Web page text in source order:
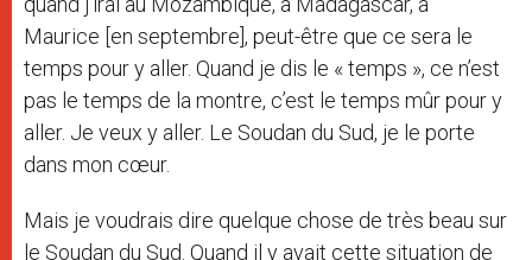
Maurice [en septembre], peut-être que ce sera le
temps pour y aller. Quand je dis le « temps », ce n’est
pas le temps de la montre, c’est le temps mûr pour y
aller. Je veux y aller. Le Soudan du Sud, je le porte
dans mon cœur.
Mais je voudrais dire quelque chose de très beau sur
le Soudan du Sud. Quand il y avait cette situation de